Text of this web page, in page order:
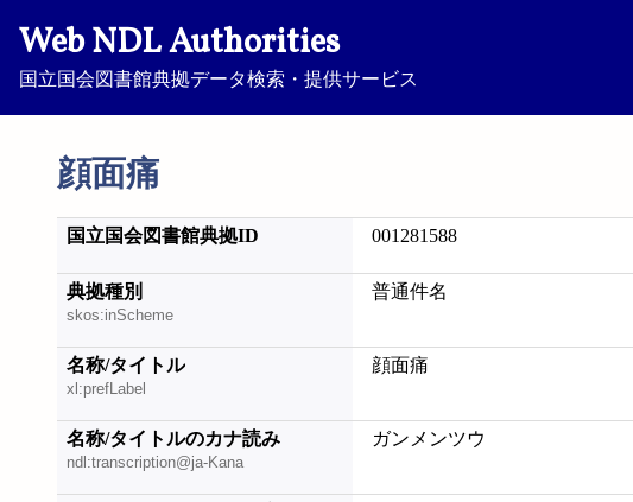
Web NDL Authorities
国立国会図書館典拠データ検索・提供サービス
顔面痛
国立国会図書館典拠ID 001281588
典拠種別
skos:inScheme
普通件名
名称/タイトル
xl:prefLabel
顔面痛
名称/タイトルのカナ読み
ndl:transcription@ja-Kana
ガンメンツウ